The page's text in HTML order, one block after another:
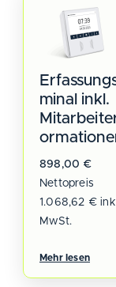
minal inkl.
898,00 €
Nettopreis
1.068,62 €
MwSt.
Mehr lesen